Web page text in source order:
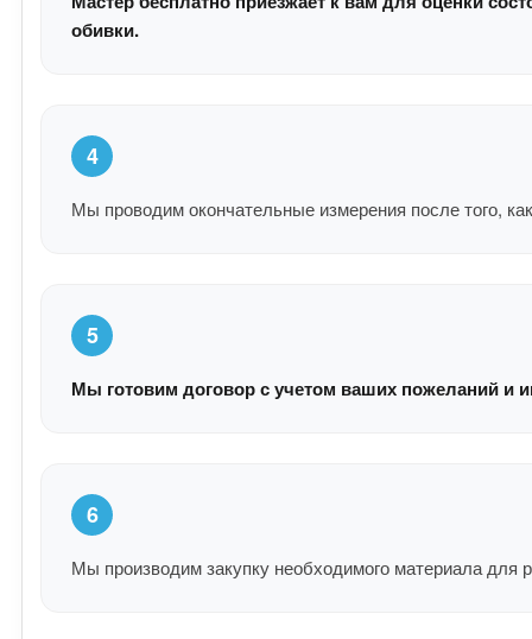
обивки.
4
Мы проводим окончательные измерения после того,
5
Мы готовим договор с учетом ваших пожеланий и
6
Мы производим закупку необходимого материала для